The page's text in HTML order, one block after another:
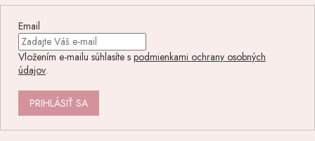
Email
Vložením e-mailu súhlasíte s podmienkami ochrany osobných
údajov.
PRIHLÁSIŤ SA